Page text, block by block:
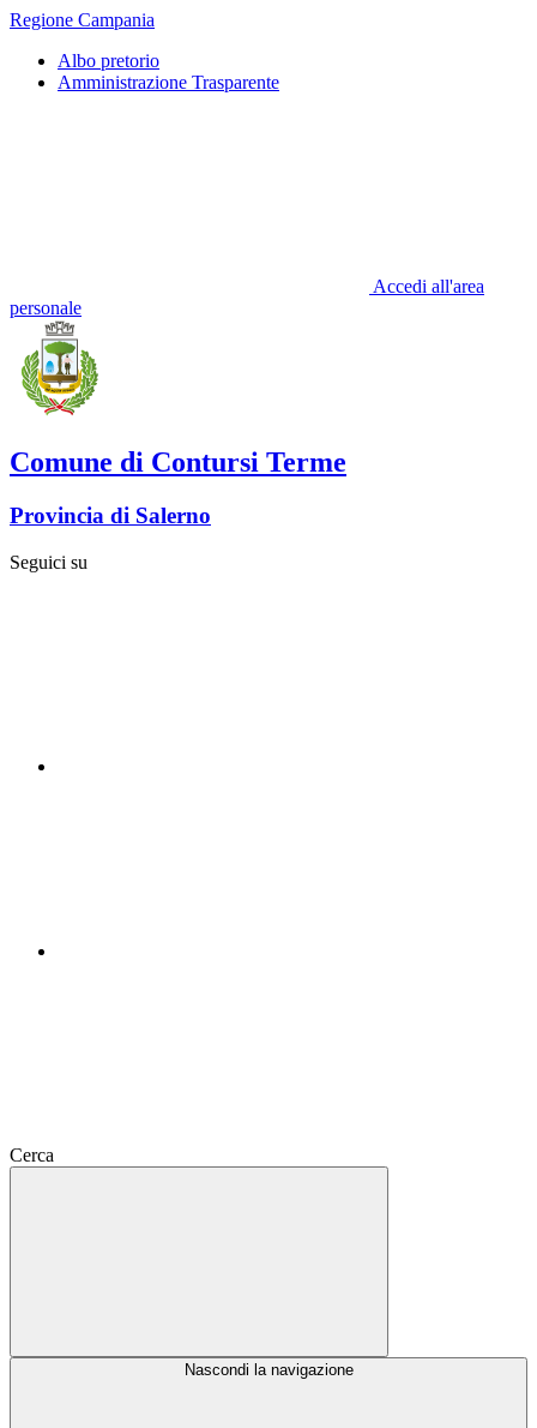
Regione Campania
Albo pretorio
Amministrazione Trasparente
Accedi all'area
personale
Comune di Contursi Terme
Provincia di Salerno
Seguici su
Cerca
Nascondi la navigazione